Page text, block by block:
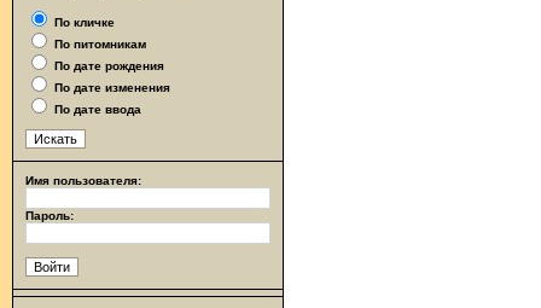
По кличке
По питомникам
По дате рождения
По дате изменения
По дате ввода
Имя пользователя:
Пароль: